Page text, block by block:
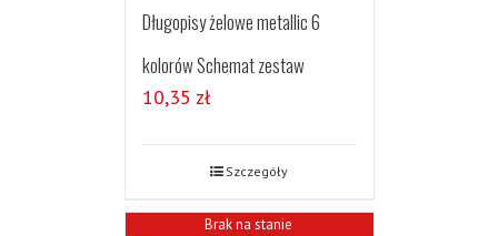
Długopisy żelowe metallic 6
kolorów Schemat zestaw
10,35 zł
Szczegóły
Brak na stanie